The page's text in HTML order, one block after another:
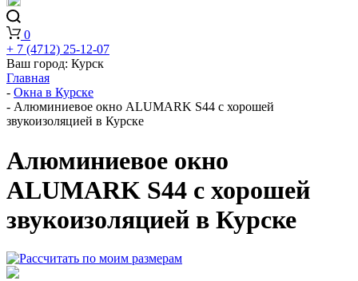
0
+ 7 (4712) 25-12-07
Ваш город: Курск
Главная
- Окна в Курске
- Алюминиевое окно ALUMARK S44 с хорошей
звукоизоляцией в Курске
Алюминиевое окно
ALUMARK S44 с хорошей
звукоизоляцией в Курске